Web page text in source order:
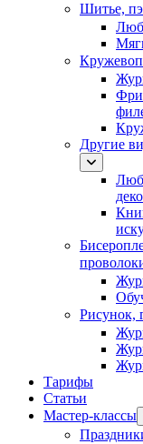
Шитье,
Другие
Рисунок,
Тарифы
Статьи
Мастер-классы